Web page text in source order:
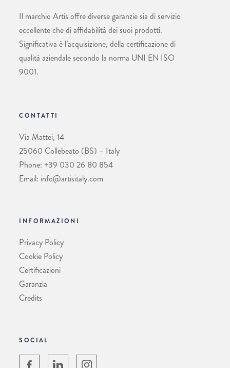
Il marchio Artis offre diverse garanzie sia di servizio
eccellente che di affidabilità dei suoi prodotti.
Significativa è l’acquisizione, della certificazione di
qualità aziendale secondo la norma UNI EN ISO
9001.
CONTATTI
Via Mattei, 14
25060 Collebeato (BS) – Italy
Phone: +39 030 26 80 854
Email: info@artisitaly.com
INFORMAZIONI
Privacy Policy
Cookie Policy
Certificazioni
Garanzia
Credits
SOCIAL